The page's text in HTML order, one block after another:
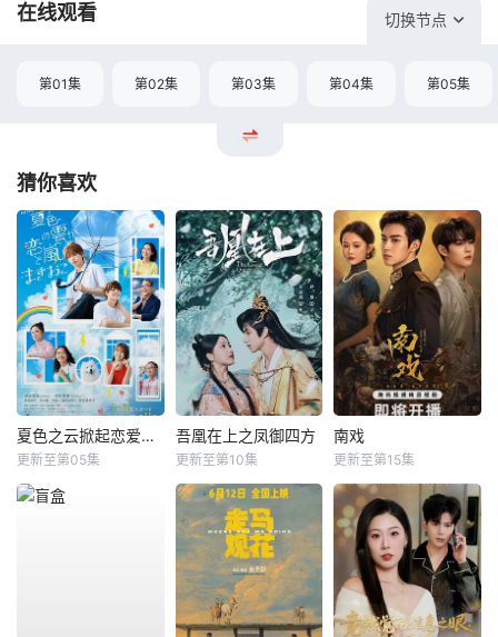
在线观看 切换节点
第01集 第02集 第03集 第04集 第05集
猜你喜欢
夏色之云掀起恋爱与风暴
更新至第05集
吾凰在上之凤御四方
更新至第10集
南戏
更新至第15集